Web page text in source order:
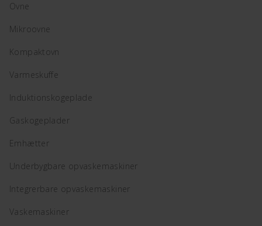
Ovne
Mikroovne
Kompaktovn
Varmeskuffe
Induktionskogeplade
Gaskogeplader
Emhætter
Underbygbare opvaskemaskiner
Integrerbare opvaskemaskiner
Vaskemaskiner